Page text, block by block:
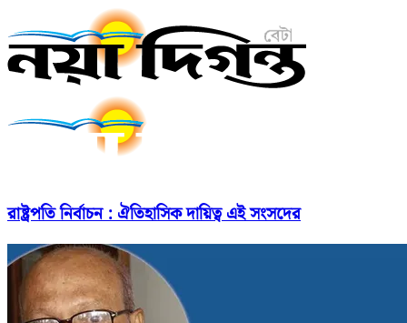
রাষ্ট্রপতি নির্বাচন : ঐতিহাসিক দায়িত্ব এই সংসদের